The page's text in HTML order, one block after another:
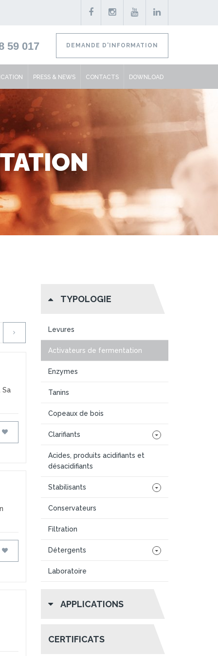
59 017 DEMANDE D'INFORMATION
PRESS & NEWS CONTACTS DOWNLOAD
Sa
FAVORIS
FAVORIS
TYPOLOGIE
Levures
Activateurs de fermentation
Enzymes
Tanins
Copeaux de bois
Clarifiants
Acides, produits acidifiants et
désacidifiants
Stabilisants
Conservateurs
Filtration
Détergents
Laboratoire
APPLICATIONS
CERTIFICATS